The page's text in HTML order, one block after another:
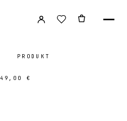
PRODUKT
49,00 €